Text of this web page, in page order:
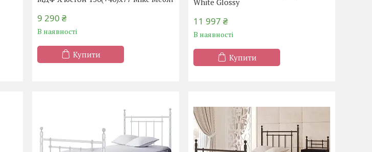
9 290 ₴
В наявності
Купити
White Glossy
11 997 ₴
В наявності
Купити